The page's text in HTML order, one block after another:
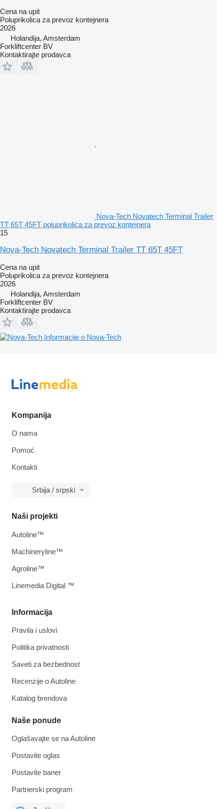
Cena na upit
Poluprikolica za prevoz kontejnera
2026
Holandija, Amsterdam
Forkliftcenter BV
Kontaktirajte prodavca
Nova-Tech Novatech Terminal Trailer
TT 65T 45FT poluprikolica za prevoz kontejnera
15
Nova-Tech Novatech Terminal Trailer TT 65T 45FT
Cena na upit
Poluprikolica za prevoz kontejnera
2026
Holandija, Amsterdam
Forkliftcenter BV
Kontaktirajte prodavca
Informacije o Nova-Tech
Kompanija
O nama
Pomoć
Kontakti
Srbija / srpski
Informacija
Pravila i uslovi
Politika privatnosti
Saveti za bezbednost
Recenzije o Autoline
Katalog brendova
Naše ponude
Oglašavajte se na Autoline
Postavite oglas
Postavite baner
Partnerski program
Naši projekti
Autoline™
Machineryline™
Agroline™
Linemedia Digital ™